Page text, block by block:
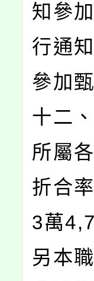
知參
行通
參加
十二
所屬
折合
3萬
另本